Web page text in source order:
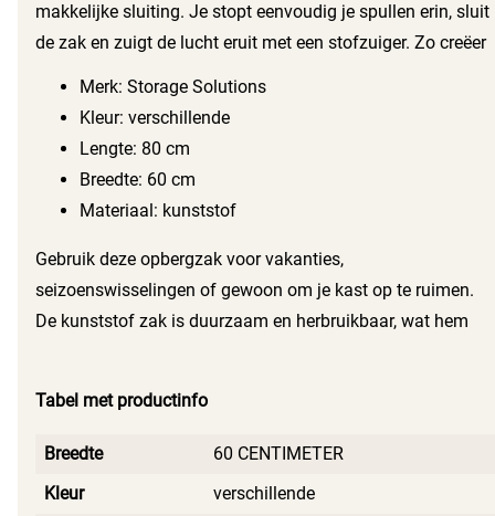
makkelijke sluiting. Je stopt eenvoudig je spullen erin, sluit
de zak en zuigt de lucht eruit met een stofzuiger. Zo creëer
Merk: Storage Solutions
Kleur: verschillende
Lengte: 80 cm
Breedte: 60 cm
Materiaal: kunststof
Gebruik deze opbergzak voor vakanties,
seizoenswisselingen of gewoon om je kast op te ruimen.
De kunststof zak is duurzaam en herbruikbaar, wat hem
Tabel met productinfo
Breedte
60 CENTIMETER
Kleur
verschillende